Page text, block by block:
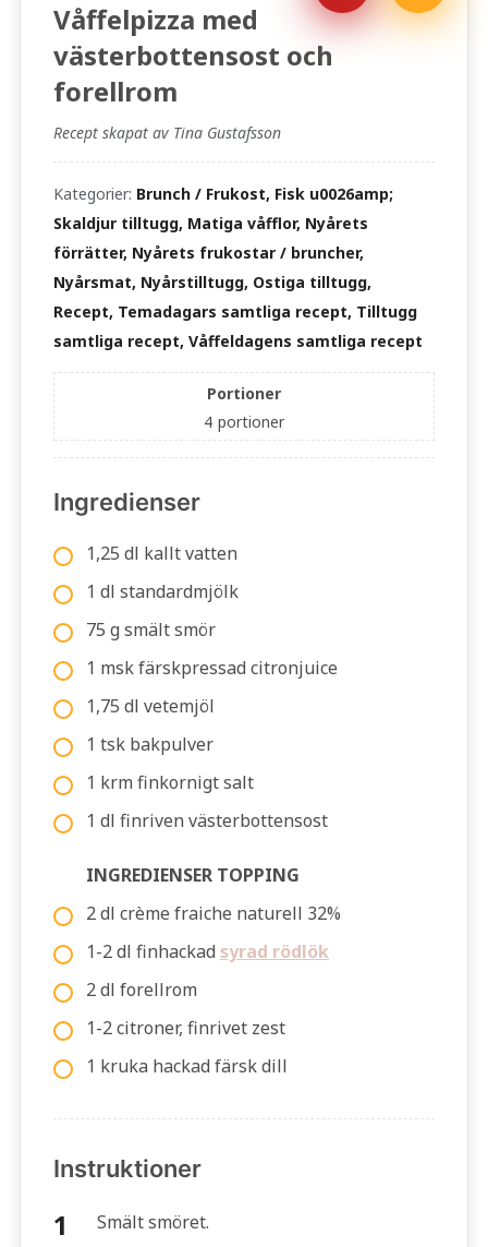
Våffelpizza med
västerbottensost och
forellrom
Recept skapat av Tina Gustafsson
Kategorier: Brunch / Frukost, Fisk u0026amp;
Skaldjur tilltugg, Matiga våfflor, Nyårets
förrätter, Nyårets frukostar / bruncher,
Nyårsmat, Nyårstilltugg, Ostiga tilltugg,
Recept, Temadagars samtliga recept, Tilltugg
samtliga recept, Våffeldagens samtliga recept
Portioner
4 portioner
Ingredienser
1,25 dl kallt vatten
1 dl standardmjölk
75 g smält smör
1 msk färskpressad citronjuice
1,75 dl vetemjöl
1 tsk bakpulver
1 krm finkornigt salt
1 dl finriven västerbottensost
INGREDIENSER TOPPING
2 dl crème fraiche naturell 32%
1-2 dl finhackad syrad rödlök
2 dl forellrom
1-2 citroner, finrivet zest
1 kruka hackad färsk dill
Instruktioner
Smält smöret.